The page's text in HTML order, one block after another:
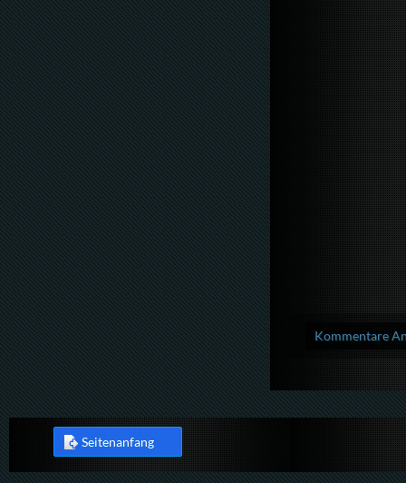
Kommentare
Seitenanfang